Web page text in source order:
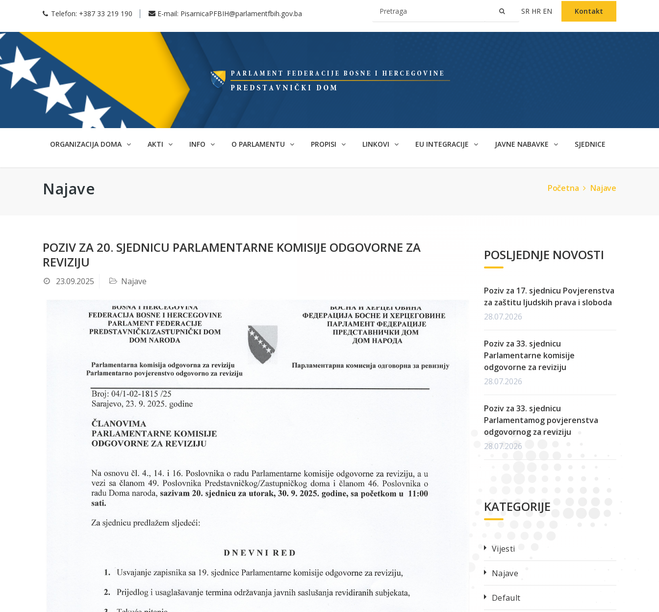
Telefon: +387 33 219 190 E-mail: PisarnicaPFBIH@parlamentfbih.gov.ba SR HR EN Kontakt
ORGANIZACIJA DOMA AKTI INFO O PARLAMENTU PROPISI LINKOVI EU INTEGRACIJE JAVNE NABAVKE SJEDNICE
Najave Početna Najave
POZIV ZA 20. SJEDNICU PARLAMENTARNE KOMISIJE ODGOVORNE ZA
REVIZIJU
23.09.2025 Najave
POSLJEDNJE NOVOSTI
Poziv za 17. sjednicu Povjerenstva
za zaštitu ljudskih prava i sloboda
28.07.2026
Poziv za 33. sjednicu
Parlamentarne komisije
odgovorne za reviziju
28.07.2026
Poziv za 33. sjednicu
Parlamentamog povjerenstva
odgovornog za reviziju
28.07.2026
KATEGORIJE
Vijesti
Najave
Default